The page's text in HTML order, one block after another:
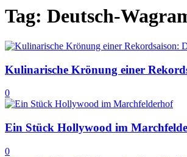
Tag: Deutsch-
Kulinarische Krönung einer
0
Ein Stück Hollywood im
0